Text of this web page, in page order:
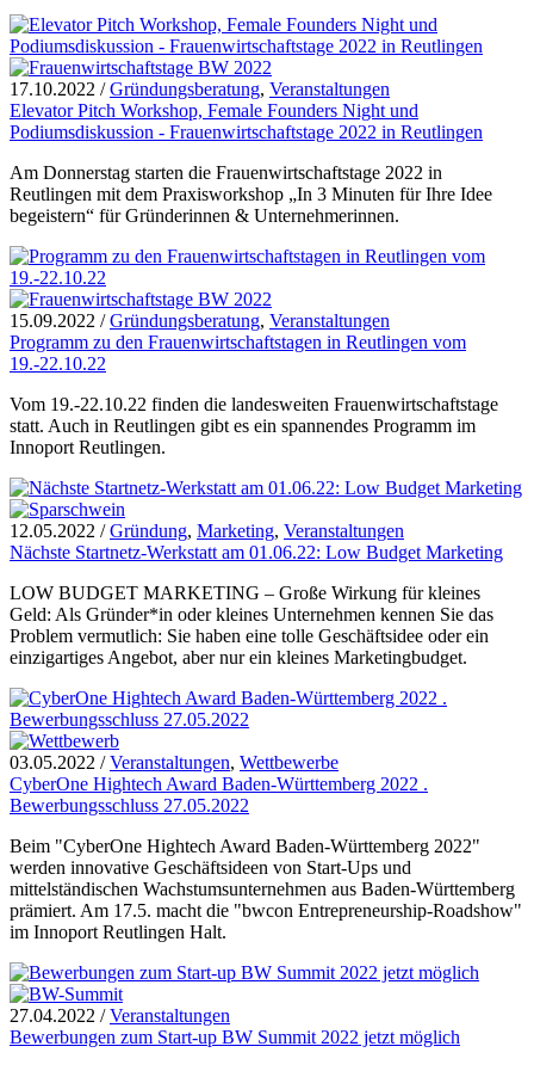
17.10.2022 /Gründungsberatung, Veranstaltungen
Elevator Pitch Workshop, Female Founders Night und
Podiumsdiskussion - Frauenwirtschaftstage 2022 in Reutlingen
Am Donnerstag starten die Frauenwirtschaftstage 2022 in
Reutlingen mit dem Praxisworkshop „In 3 Minuten für Ihre Idee
begeistern“ für Gründerinnen & Unternehmerinnen.
15.09.2022 /Gründungsberatung, Veranstaltungen
Programm zu den Frauenwirtschaftstagen in Reutlingen vom
19.-22.10.22
Vom 19.-22.10.22 finden die landesweiten Frauenwirtschaftstage
statt. Auch in Reutlingen gibt es ein spannendes Programm im
Innoport Reutlingen.
12.05.2022 /Gründung, Marketing, Veranstaltungen
Nächste Startnetz-Werkstatt am 01.06.22: Low Budget Marketing
LOW BUDGET MARKETING – Große Wirkung für kleines
Geld: Als Gründer*in oder kleines Unternehmen kennen Sie das
Problem vermutlich: Sie haben eine tolle Geschäftsidee oder ein
einzigartiges Angebot, aber nur ein kleines Marketingbudget.
03.05.2022 /Veranstaltungen, Wettbewerbe
CyberOne Hightech Award Baden-Württemberg 2022 .
Bewerbungsschluss 27.05.2022
Beim "CyberOne Hightech Award Baden-Württemberg 2022"
werden innovative Geschäftsideen von Start-Ups und
mittelständischen Wachstumsunternehmen aus Baden-Württemberg
prämiert. Am 17.5. macht die "bwcon Entrepreneurship-Roadshow"
im Innoport Reutlingen Halt.
27.04.2022 /Veranstaltungen
Bewerbungen zum Start-up BW Summit 2022 jetzt möglich